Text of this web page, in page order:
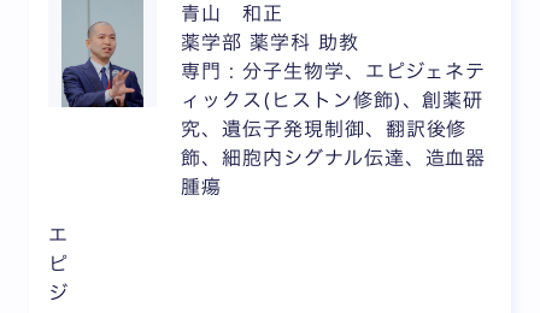
青山 和正
薬学部 薬学科 助教
専門 : 分子生物学、エピジェネテ
ィックス(ヒストン修飾)、創薬研
究、遺伝子発現制御、翻訳後修
飾、細胞内シグナル伝達、造血器
腫瘍
エ
ピ
ジ